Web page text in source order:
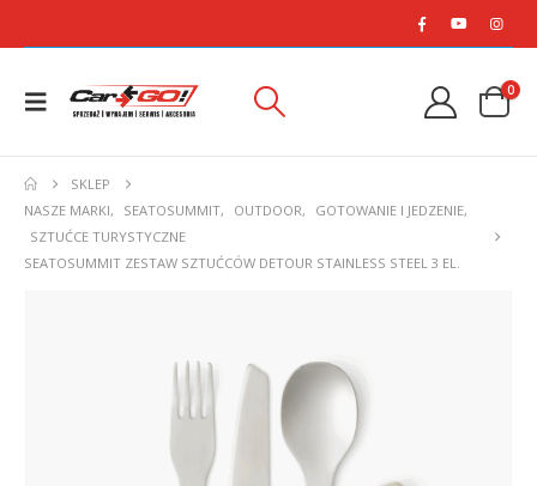
0
SKLEP
NASZE MARKI, SEATOSUMMIT, OUTDOOR, GOTOWANIE I JEDZENIE,
SZTUĆCE TURYSTYCZNE
SEATOSUMMIT ZESTAW SZTUĆCÓW DETOUR STAINLESS STEEL 3 EL.